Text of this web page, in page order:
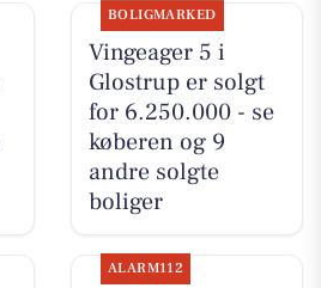
BOLIGMARKED
Vingeager 5 i
Glostrup er solgt
for 6.250.000 - se
køberen og 9
andre solgte
boliger
ALARM112